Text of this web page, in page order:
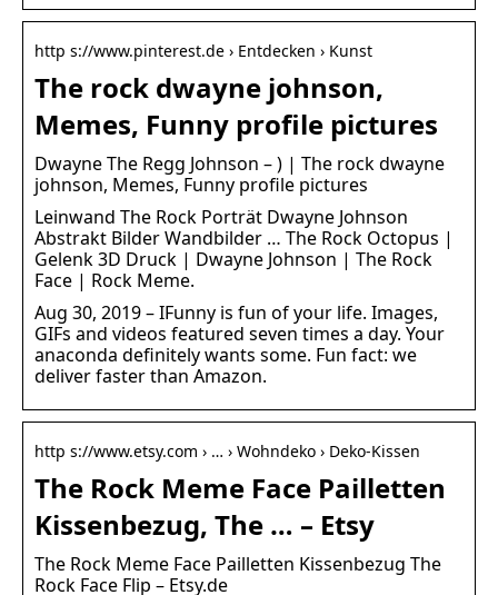
http s://www.pinterest.de › Entdecken › Kunst
The rock dwayne johnson,
Memes, Funny profile pictures
Dwayne The Regg Johnson – ) | The rock dwayne
johnson, Memes, Funny profile pictures
Leinwand The Rock Porträt Dwayne Johnson
Abstrakt Bilder Wandbilder … The Rock Octopus |
Gelenk 3D Druck | Dwayne Johnson | The Rock
Face | Rock Meme.
Aug 30, 2019 – IFunny is fun of your life. Images,
GIFs and videos featured seven times a day. Your
anaconda definitely wants some. Fun fact: we
deliver faster than Amazon.
http s://www.etsy.com › … › Wohndeko › Deko-Kissen
The Rock Meme Face Pailletten
Kissenbezug, The … – Etsy
The Rock Meme Face Pailletten Kissenbezug The
Rock Face Flip – Etsy.de